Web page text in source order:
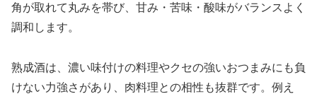
角が取れて丸みを帯び、甘み・苦味・酸味がバランスよく
調和します。
熟成酒は、濃い味付けの料理やクセの強いおつまみにも負
けない力強さがあり、肉料理との相性も抜群です。例え